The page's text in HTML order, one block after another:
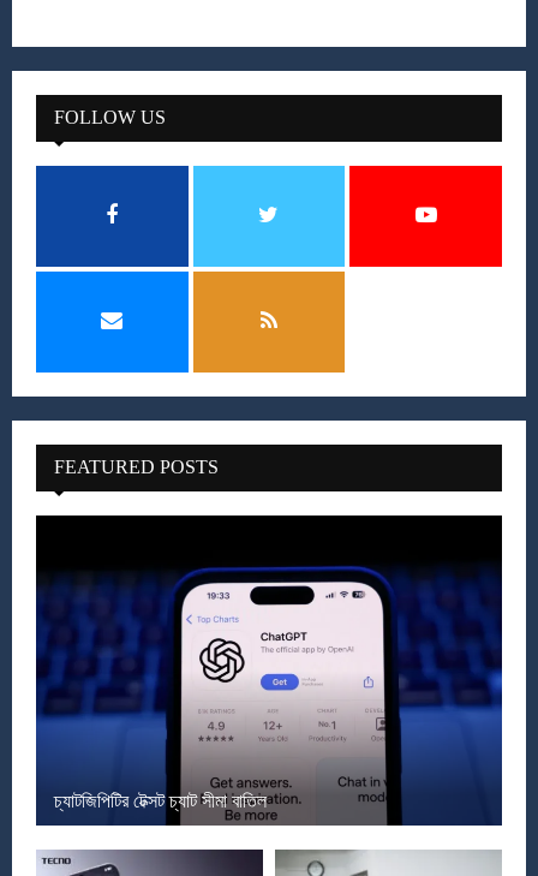
FOLLOW US
FEATURED POSTS
চ্যাটজিপিটির টেক্সট চ্যাট সীমা বাতিল